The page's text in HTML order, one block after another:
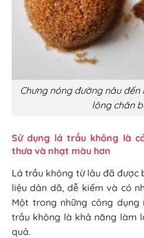
Chưng nóng đường nâu
lông chân
Sử dụng lá trầu không là
thưa và nhạt màu hơn
Lá trầu không từ lâu đã được
liệu dân dã, dễ kiếm và có
Một trong những công
trầu không là khả năng làm
quả.